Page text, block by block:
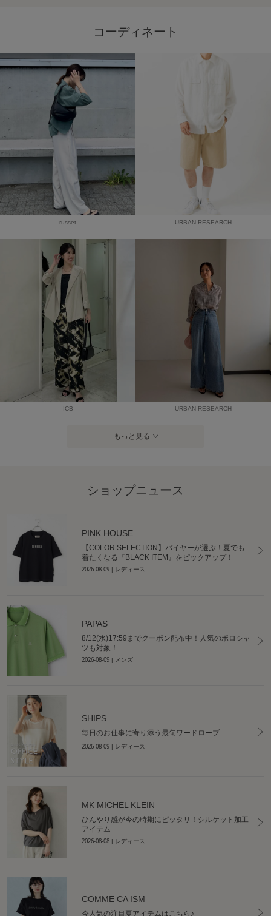
コーディネート
russet URBAN RESEARCH
ICB URBAN RESEARCH
もっと見る
ショップニュース
PINK HOUSE
【COLOR SELECTION】バイヤーが選ぶ！夏でも
着たくなる『BLACK ITEM』をピックアップ！
2026-08-09| レディース
PAPAS
8/12(水)17:59までクーポン配布中！人気のポロシャ
ツも対象！
2026-08-09| メンズ
SHIPS
毎日のお仕事に寄り添う最旬ワードローブ
2026-08-09| レディース
MK MICHEL KLEIN
ひんやり感が今の時期にピッタリ！シルケット加工
アイテム
2026-08-08| レディース
COMME CA ISM
今人気の注目夏アイテムはこちら♪